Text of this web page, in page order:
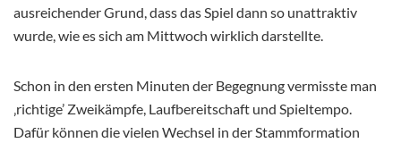
ausreichender Grund, dass das Spiel dann so unattraktiv
wurde, wie es sich am Mittwoch wirklich darstellte.
Schon in den ersten Minuten der Begegnungvermisste man
‚richtige’ Zweikämpfe, Laufbereitschaft und Spieltempo.
Dafür können die vielen Wechsel in der Stammformation